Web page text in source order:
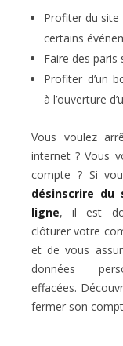
Profiter du site
certains
Faire des paris
Profiter d’un
à l’ouverture
Vous voulez
internet ? Vous
compte ? Si
désinscrire
ligne, il est
clôturer votre
et de vous
données
effacées.
fermer son